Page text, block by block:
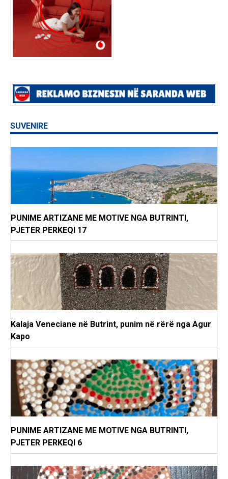
SUVENIRE
PUNIME ARTIZANE ME MOTIVE NGA BUTRINTI,
PJETER PERKEQI 17
Kalaja Veneciane në Butrint, punim në rërë nga Agur
Kapo
PUNIME ARTIZANE ME MOTIVE NGA BUTRINTI,
PJETER PERKEQI 6